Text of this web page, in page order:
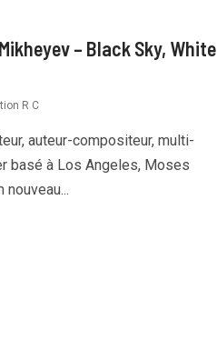
– Black Sky, White
R C
auteur-compositeur, multi-
basé à Los Angeles, Moses